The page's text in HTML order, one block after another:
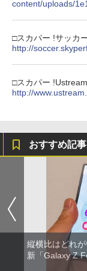
content/uploads/
□スカパー !サッカ
http://
□スカパー
http://
おすすめ記事
縦横比はどれ
新「Galaxy Z